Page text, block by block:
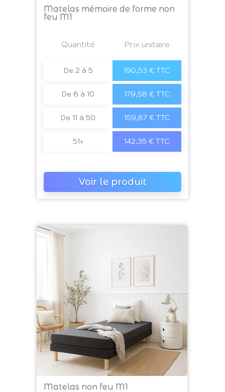
Matelas mémoire de forme non
feu M1
Quantité Prix unitaire
De 2 à 5 190,53 € TTC
De 6 à 10 179,58 € TTC
De 11 à 50 159,87 € TTC
51+ 142,35 € TTC
Voir le produit
Matelas non feu M1